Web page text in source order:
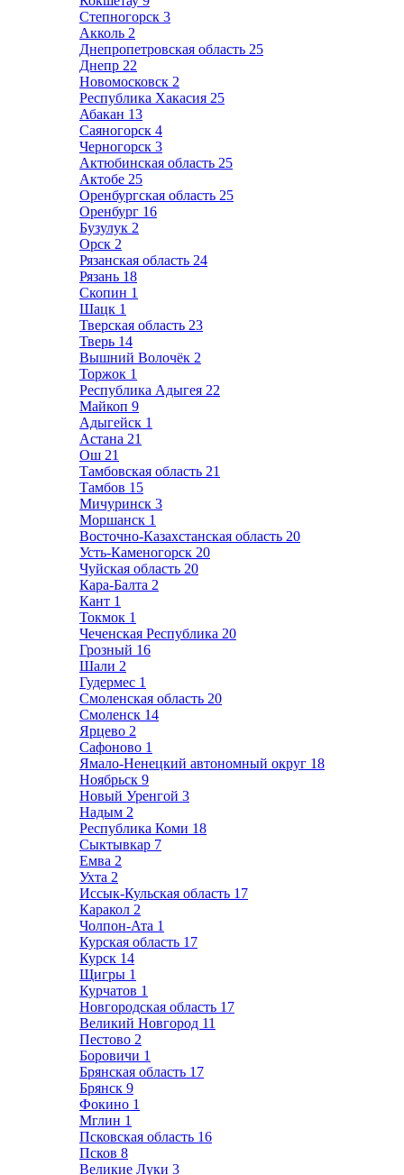
Степногорск 3
Акколь 2
Днепропетровская область 25
Днепр 22
Новомосковск 2
Республика Хакасия 25
Абакан 13
Саяногорск 4
Черногорск 3
Актюбинская область 25
Актобе 25
Оренбургская область 25
Оренбург 16
Бузулук 2
Орск 2
Рязанская область 24
Рязань 18
Скопин 1
Шацк 1
Тверская область 23
Тверь 14
Вышний Волочёк 2
Торжок 1
Республика Адыгея 22
Майкоп 9
Адыгейск 1
Астана 21
Ош 21
Тамбовская область 21
Тамбов 15
Мичуринск 3
Моршанск 1
Восточно-Казахстанская область 20
Усть-Каменогорск 20
Чуйская область 20
Кара-Балта 2
Кант 1
Токмок 1
Чеченская Республика 20
Грозный 16
Шали 2
Гудермес 1
Смоленская область 20
Смоленск 14
Ярцево 2
Сафоново 1
Ямало-Ненецкий автономный округ 18
Ноябрьск 9
Новый Уренгой 3
Надым 2
Республика Коми 18
Сыктывкар 7
Емва 2
Ухта 2
Иссык-Кульская область 17
Каракол 2
Чолпон-Ата 1
Курская область 17
Курск 14
Щигры 1
Курчатов 1
Новгородская область 17
Великий Новгород 11
Пестово 2
Боровичи 1
Брянская область 17
Брянск 9
Фокино 1
Мглин 1
Псковская область 16
Псков 8
Великие Луки 3